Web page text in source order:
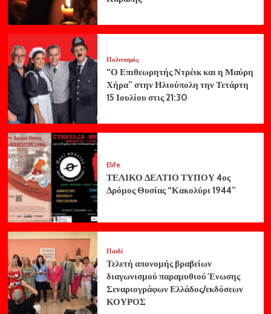
Πολιτισμός
“Ο Επιθεωρητής Ντρέικ και η Μαύρη
Χήρα” στην Ηλιούπολη την Τετάρτη
15 Ιουλίου στις 21:30
Elife
ΤΕΛΙΚΟ ΔΕΛΤΙΟ ΤΥΠΟΥ 4ος
Δρόμος Θυσίας “Κακολύρι 1944”
Παιδί
Τελετή απονομής βραβείων
διαγωνισμού παραμυθιού Ένωσης
Σεναριογράφων Ελλάδος/εκδόσεων
ΚΟΥΡΟΣ